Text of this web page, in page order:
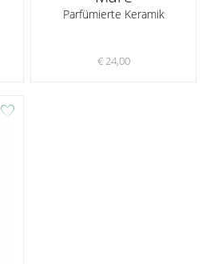
Parfümierte Keramik
€ 24,00
favorite